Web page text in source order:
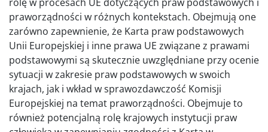
rolę w procesach UE dotyczących praw podstawowych i
praworządności w różnych kontekstach. Obejmują one
zarówno zapewnienie, że Karta praw podstawowych
Unii Europejskiej i inne prawa UE związane z prawami
podstawowymi są skutecznie uwzględniane przy ocenie
sytuacji w zakresie praw podstawowych w swoich
krajach, jak i wkład w sprawozdawczość Komisji
Europejskiej na temat praworządności. Obejmuje to
również potencjalną rolę krajowych instytucji praw